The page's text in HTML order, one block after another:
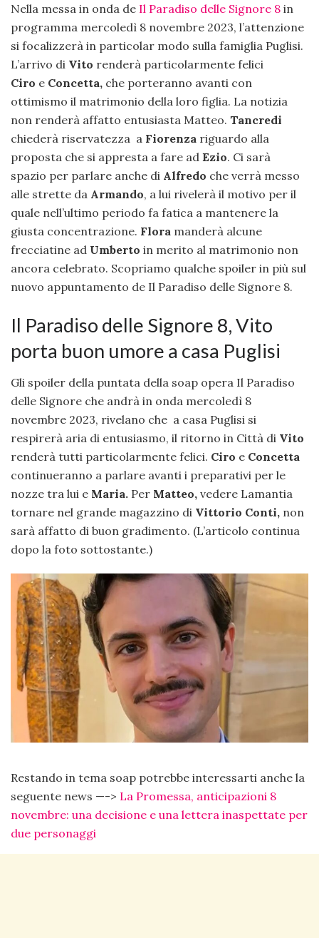
Nella messa in onda de Il Paradiso delle Signore 8 in
programma mercoledì 8 novembre 2023, l’attenzione
si focalizzerà in particolar modo sulla famiglia Puglisi.
L’arrivo di Vito renderà particolarmente felici
Ciro e Concetta, che porteranno avanti con
ottimismo il matrimonio della loro figlia. La notizia
non renderà affatto entusiasta Matteo. Tancredi
chiederà riservatezza a Fiorenza riguardo alla
proposta che si appresta a fare ad Ezio. Ci sarà
spazio per parlare anche di Alfredo che verrà messo
alle strette da Armando, a lui rivelerà il motivo per il
quale nell’ultimo periodo fa fatica a mantenere la
giusta concentrazione. Flora manderà alcune
frecciatine ad Umberto in merito al matrimonio non
ancora celebrato. Scopriamo qualche spoiler in più sul
nuovo appuntamento de Il Paradiso delle Signore 8.
Il Paradiso delle Signore 8, Vito
porta buon umore a casa Puglisi
Gli spoiler della puntata della soap opera Il Paradiso
delle Signore che andrà in onda mercoledì 8
novembre 2023, rivelano che a casa Puglisi si
respirerà aria di entusiasmo, il ritorno in Città di Vito
renderà tutti particolarmente felici. Ciro e Concetta
continueranno a parlare avanti i preparativi per le
nozze tra lui e Maria. Per Matteo, vedere Lamantia
tornare nel grande magazzino di Vittorio Conti, non
sarà affatto di buon gradimento. (L’articolo continua
dopo la foto sottostante.)
Restando in tema soap potrebbe interessarti anche la
seguente news —-> La Promessa, anticipazioni 8
novembre: una decisione e una lettera inaspettate per
due personaggi